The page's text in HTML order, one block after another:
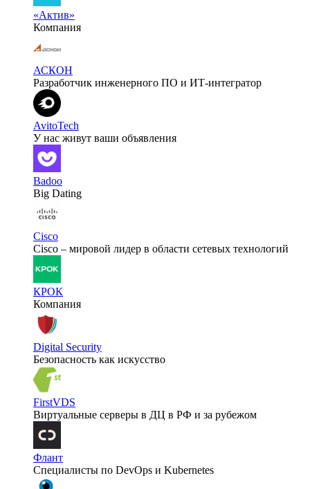
«Актив»
Компания
АСКОН
Разработчик инженерного ПО и ИТ-интегратор
AvitoTech
У нас живут ваши объявления
Badoo
Big Dating
Cisco
Cisco – мировой лидер в области сетевых технологий
КРОК
Компания
Digital Security
Безопасность как искусство
FirstVDS
Виртуальные серверы в ДЦ в РФ и за рубежом
Флант
Специалисты по DevOps и Kubernetes